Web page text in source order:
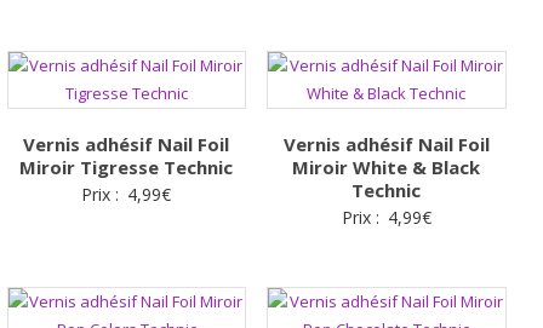
Vernis adhésif Nail Foil
Miroir Tigresse Technic
Prix : 4,99€
Vernis adhésif Nail Foil
Miroir White & Black
Technic
Prix : 4,99€